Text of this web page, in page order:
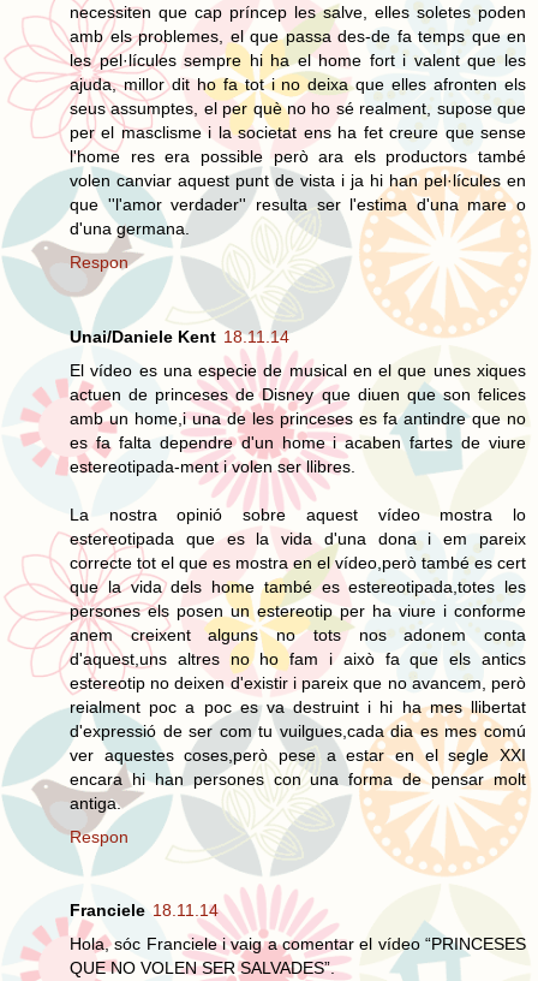
necessiten que cap príncep les salve, elles soletes poden
amb els problemes, el que passa des-de fa temps que en
les pel·lícules sempre hi ha el home fort i valent que les
ajuda, millor dit ho fa tot i no deixa que elles afronten els
seus assumptes, el per què no ho sé realment, supose que
per el masclisme i la societat ens ha fet creure que sense
l'home res era possible però ara els productors també
volen canviar aquest punt de vista i ja hi han pel·lícules en
que ''l'amor verdader'' resulta ser l'estima d'una mare o
d'una germana.
Respon
Unai/Daniele Kent 18.11.14
El vídeo es una especie de musical en el que unes xiques
actuen de princeses de Disney que diuen que son felices
amb un home,i una de les princeses es fa antindre que no
es fa falta dependre d'un home i acaben fartes de viure
estereotipada-ment i volen ser llibres.
La nostra opinió sobre aquest vídeo mostra lo
estereotipada que es la vida d'una dona i em pareix
correcte tot el que es mostra en el vídeo,però també es cert
que la vida dels home també es estereotipada,totes les
persones els posen un estereotip per ha viure i conforme
anem creixent alguns no tots nos adonem conta
d'aquest,uns altres no ho fam i això fa que els antics
estereotip no deixen d'existir i pareix que no avancem, però
reialment poc a poc es va destruint i hi ha mes llibertat
d'expressió de ser com tu vuilgues,cada dia es mes comú
ver aquestes coses,però pese a estar en el segle XXI
encara hi han persones con una forma de pensar molt
antiga.
Respon
Franciele 18.11.14
Hola, sóc Franciele i vaig a comentar el vídeo “PRINCESES
QUE NO VOLEN SER SALVADES”.